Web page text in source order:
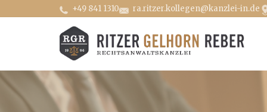
+49 841 1310 ra.ritzer.kollegen@kanzlei-in.de